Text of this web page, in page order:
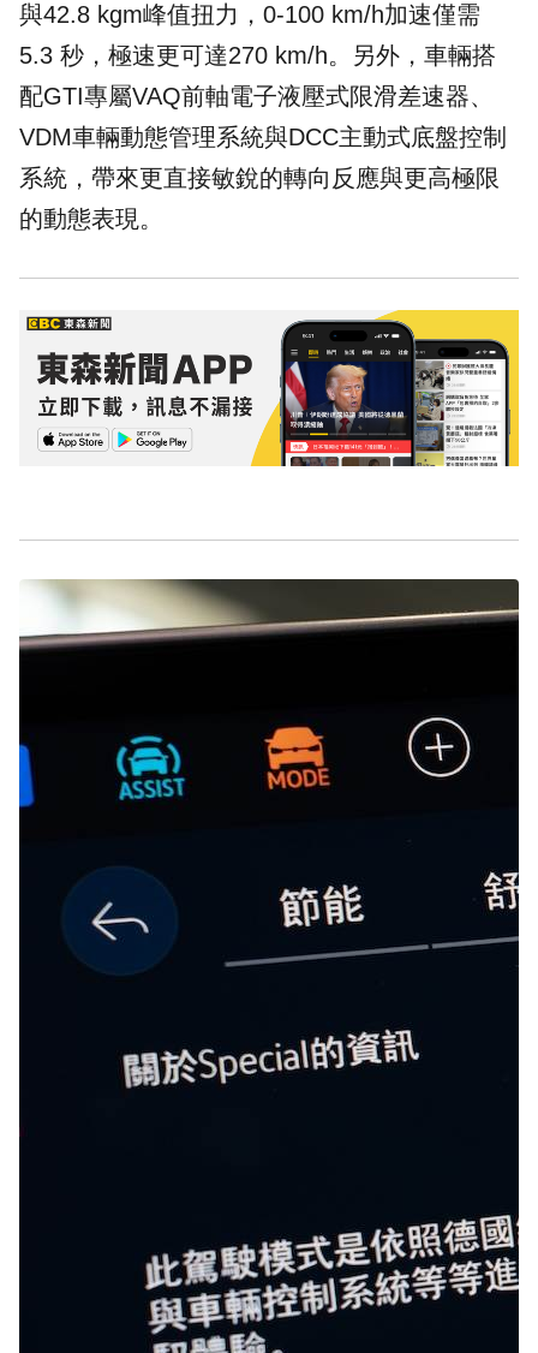
與42.8 kgm峰值扭力，0-100 km/h加速僅需
5.3 秒，極速更可達270 km/h。另外，車輛搭
配GTI專屬VAQ前軸電子液壓式限滑差速器、
VDM車輛動態管理系統與DCC主動式底盤控制
系統，帶來更直接敏銳的轉向反應與更高極限
的動態表現。